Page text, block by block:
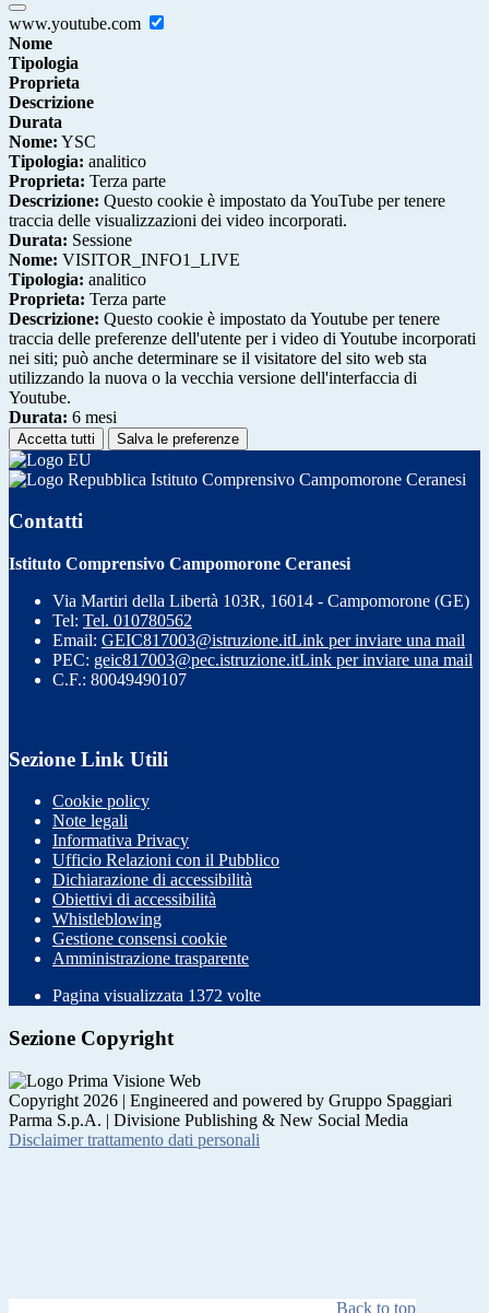
www.youtube.com
Nome
Tipologia
Proprieta
Descrizione
Durata
Nome: YSC
Tipologia: analitico
Proprieta: Terza parte
Descrizione: Questo cookie è impostato da YouTube per tenere
traccia delle visualizzazioni dei video incorporati.
Durata: Sessione
Nome: VISITOR_INFO1_LIVE
Tipologia: analitico
Proprieta: Terza parte
Descrizione: Questo cookie è impostato da Youtube per tenere
traccia delle preferenze dell'utente per i video di Youtube incorporati
nei siti; può anche determinare se il visitatore del sito web sta
utilizzando la nuova o la vecchia versione dell'interfaccia di
Youtube.
Durata: 6 mesi
Accetta tutti Salva le preferenze
Istituto Comprensivo Campomorone Ceranesi
Contatti
Istituto Comprensivo Campomorone Ceranesi
Via Martiri della Libertà 103R, 16014 - Campomorone (GE)
Tel: Tel. 010780562
Email: GEIC817003@istruzione.itLink per inviare una mail
PEC: geic817003@pec.istruzione.itLink per inviare una mail
C.F.: 80049490107
Sezione Link Utili
Cookie policy
Note legali
Informativa Privacy
Ufficio Relazioni con il Pubblico
Dichiarazione di accessibilità
Obiettivi di accessibilità
Whistleblowing
Gestione consensi cookie
Amministrazione trasparente
Pagina visualizzata 1372 volte
Sezione Copyright
Copyright 2026 | Engineered and powered by Gruppo Spaggiari
Parma S.p.A. | Divisione Publishing & New Social Media
Disclaimer trattamento dati personali
Back to top